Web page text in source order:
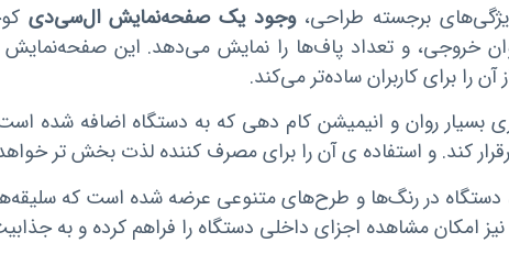
برجسته طراحی،وجود یک صفحه‌نمایش ال‌سی‌دی
خروجی، و تعداد پاف‌ها را نمایش می‌دهد. این
آن را برای کاربران ساده‌تر می‌کند.
بسیار روان و انیمیشن کام دهی که به دستگاه اضافه شده
کند. و استفاده ی آن را برای مصرف کننده لذت بخش تر
دستگاه در رنگ‌ها و طرح‌های متنوعی عرضه شده است که
امکان مشاهده اجزای داخلی دستگاه را فراهم کرده و به